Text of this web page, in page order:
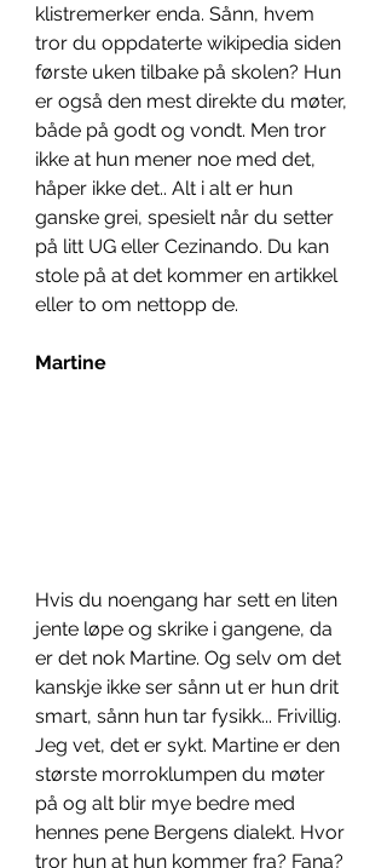
klistremerker enda. Sånn, hvem
tror du oppdaterte wikipedia siden
første uken tilbake på skolen? Hun
er også den mest direkte du møter,
både på godt og vondt. Men tror
ikke at hun mener noe med det,
håper ikke det.. Alt i alt er hun
ganske grei, spesielt når du setter
på litt UG eller Cezinando. Du kan
stole på at det kommer en artikkel
eller to om nettopp de.
Martine
Hvis du noengang har sett en liten
jente løpe og skrike i gangene, da
er det nok Martine. Og selv om det
kanskje ikke ser sånn ut er hun drit
smart, sånn hun tar fysikk... Frivillig.
Jeg vet, det er sykt. Martine er den
største morroklumpen du møter
på og alt blir mye bedre med
hennes pene Bergens dialekt. Hvor
tror hun at hun kommer fra? Fana?